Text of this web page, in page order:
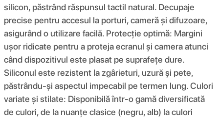
silicon, păstrând răspunsul tactil natural. Decupaje
precise pentru accesul la porturi, cameră și difuzoare,
asigurând o utilizare facilă. Protecție optimă: Margini
ușor ridicate pentru a proteja ecranul și camera atunci
când dispozitivul este plasat pe suprafețe dure.
Siliconul este rezistent la zgârieturi, uzură și pete,
păstrându-și aspectul impecabil pe termen lung. Culori
variate și stilate: Disponibilă într-o gamă diversificată
de culori, de la nuanțe clasice (negru, alb) la culori